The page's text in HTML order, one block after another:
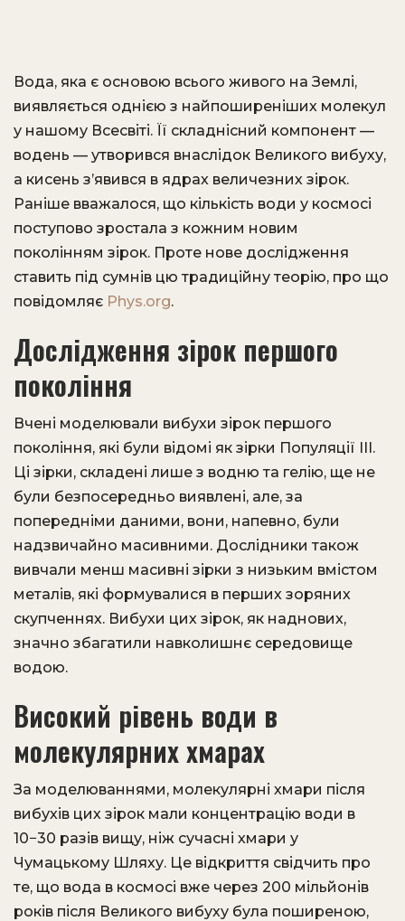
Вода, яка є основою всього живого на Землі,
виявляється однією з найпоширеніших молекул
у нашому Всесвіті. Її складнісний компонент —
водень — утворився внаслідок Великого вибуху,
а кисень з’явився в ядрах величезних зірок.
Раніше вважалося, що кількість води у космосі
поступово зростала з кожним новим
поколінням зірок. Проте нове дослідження
ставить під сумнів цю традиційну теорію, про що
повідомляє Phys.org.
Дослідження зірок першого
покоління
Вчені моделювали вибухи зірок першого
покоління, які були відомі як зірки Популяції III.
Ці зірки, складені лише з водню та гелію, ще не
були безпосередньо виявлені, але, за
попередніми даними, вони, напевно, були
надзвичайно масивними. Дослідники також
вивчали менш масивні зірки з низьким вмістом
металів, які формувалися в перших зоряних
скупченнях. Вибухи цих зірок, як наднових,
значно збагатили навколишнє середовище
водою.
Високий рівень води в
молекулярних хмарах
За моделюваннями, молекулярні хмари після
вибухів цих зірок мали концентрацію води в
10−30 разів вищу, ніж сучасні хмари у
Чумацькому Шляху. Це відкриття свідчить про
те, що вода в космосі вже через 200 мільйонів
років після Великого вибуху була поширеною,